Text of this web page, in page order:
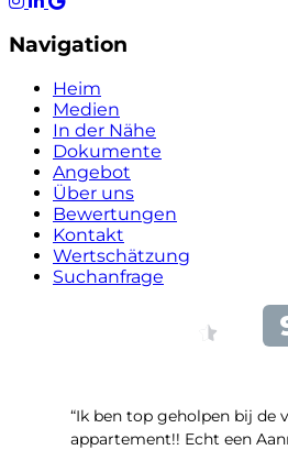
Navigation
Heim
Medien
In der Nähe
Dokumente
Angebot
Über uns
Bewertungen
Kontakt
Wertschätzung
Suchanfrage
“Ik ben top geholpen bij de
appartement!! Echt een